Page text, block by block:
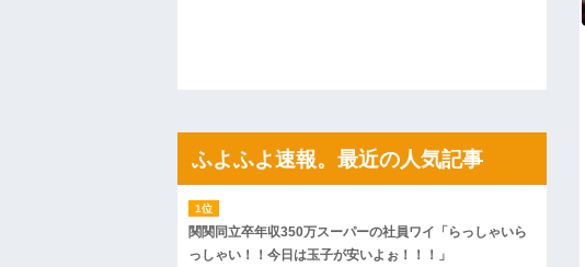
私「初めて飲む味だけどなんのお茶？」彼「ちっ！」
【ネット騒然】惨殺されたタワマン頂き女子のこの動画
ｗｗｗｗｗｗｗｗｗｗ
【愕然】白のクラウン俺氏、高速道路左車線を制限速度
wwwwwwwwwwww
百年の恋12-899 食べた量を張り合ってくる
【悲報】佐藤輝明・・・２軍でも盛大にやらかす←あま
ふよふよ速報。最近の人気記事
関関同立卒年収350万スーパーの社員ワイ「らっしゃいら
っしゃい！！今日は玉子が安いよぉ！！！」